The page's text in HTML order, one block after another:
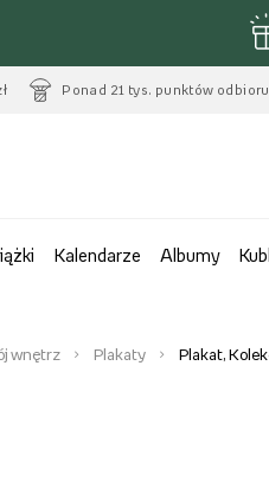
Ponad 21 tys. punktów odbioru
Kalendarze Albumy
wnętrz Plakaty Plakat,